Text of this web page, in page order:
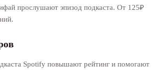
прослушают эпизод подкаста. От 125₽
Spotify повышают рейтинг и помогают